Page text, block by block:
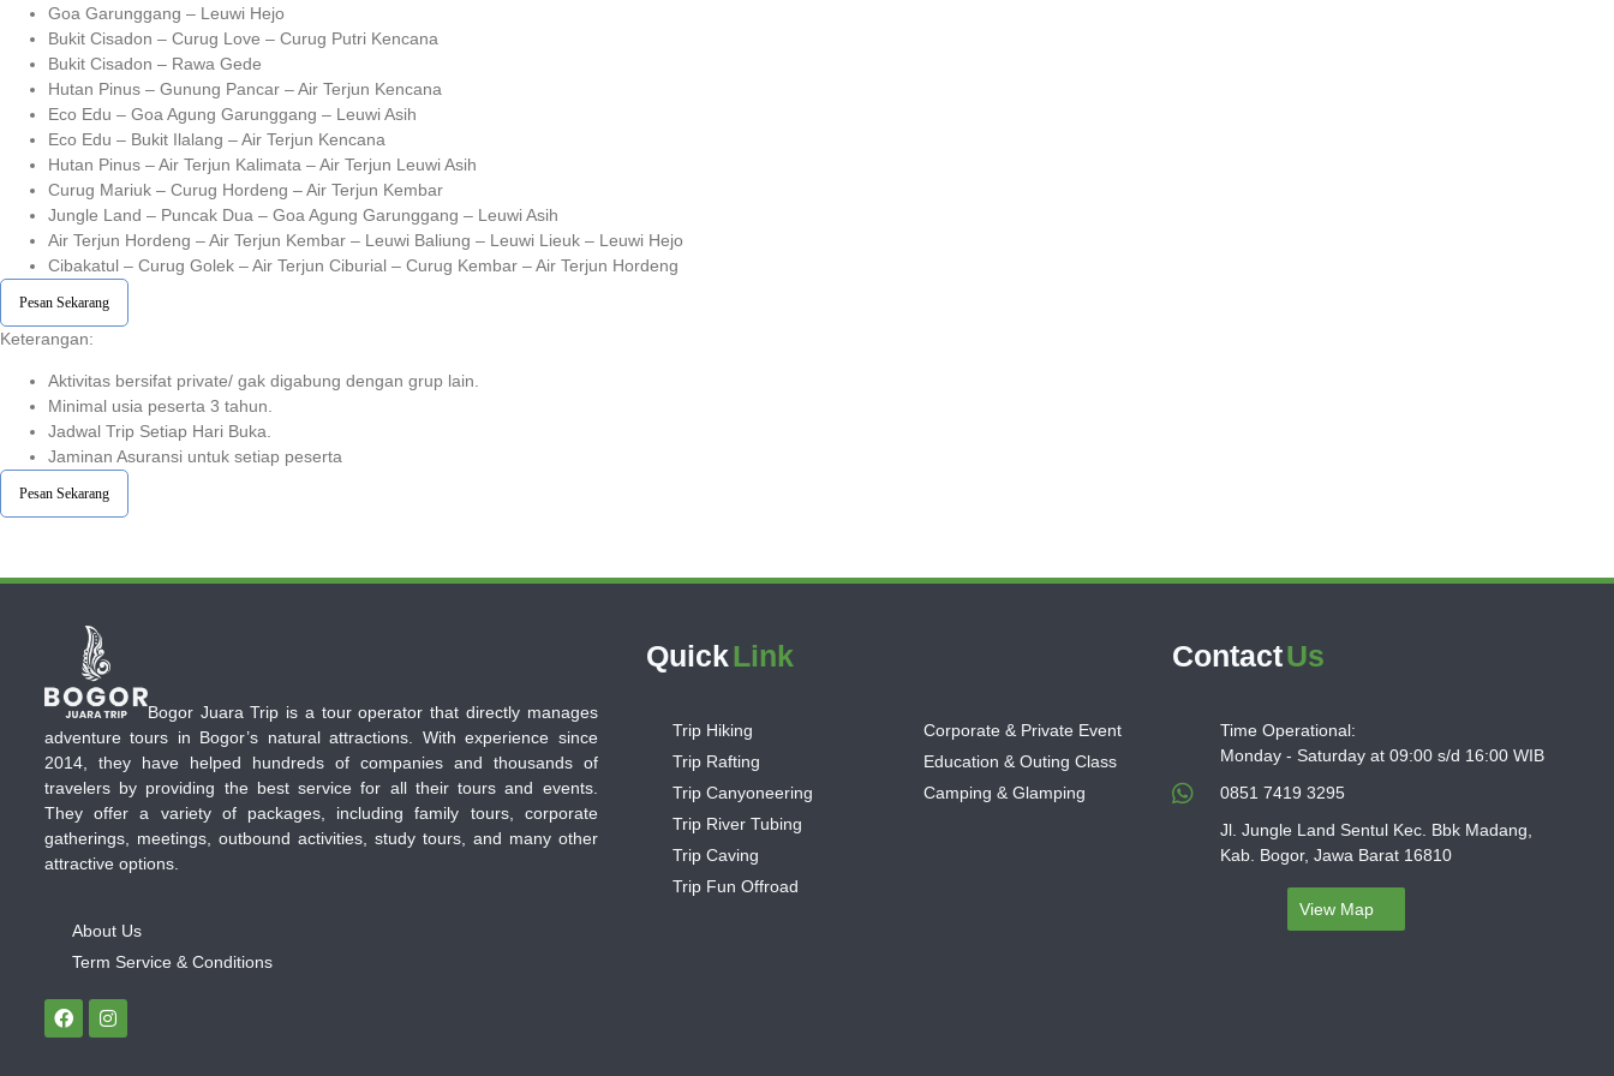
Goa Garunggang – Leuwi Hejo
Bukit Cisadon – Curug Love – Curug Putri Kencana
Bukit Cisadon – Rawa Gede
Hutan Pinus – Gunung Pancar – Air Terjun Kencana
Eco Edu – Goa Agung Garunggang – Leuwi Asih
Eco Edu – Bukit Ilalang – Air Terjun Kencana
Hutan Pinus – Air Terjun Kalimata – Air Terjun Leuwi Asih
Curug Mariuk – Curug Hordeng – Air Terjun Kembar
Jungle Land – Puncak Dua – Goa Agung Garunggang – Leuwi Asih
Air Terjun Hordeng – Air Terjun Kembar – Leuwi Baliung – Leuwi Lieuk – Leuwi Hejo
Cibakatul – Curug Golek – Air Terjun Ciburial – Curug Kembar – Air Terjun Hordeng
Pesan Sekarang
Keterangan:⁣⁣
Aktivitas bersifat private/ gak digabung dengan grup lain.
Minimal usia peserta 3 tahun.⁣⁣
Jadwal Trip Setiap Hari Buka.⁣⁣
Jaminan Asuransi untuk setiap peserta ⁣⁣
Pesan Sekarang
Bogor Juara Trip is a tour operator that directly manages
adventure tours in Bogor’s natural attractions. With experience since
2014, they have helped hundreds of companies and thousands of
travelers by providing the best service for all their tours and events.
They offer a variety of packages, including family tours, corporate
gatherings, meetings, outbound activities, study tours, and many other
attractive options.
About Us
Term Service & Conditions
QuickLink
Trip Hiking
Trip Rafting
Trip Canyoneering
Trip River Tubing
Trip Caving
Trip Fun Offroad
Corporate & Private Event
Education & Outing Class
Camping & Glamping
ContactUs
Time Operational:
Monday - Saturday at 09:00 s/d 16:00 WIB
0851 7419 3295
Jl. Jungle Land Sentul Kec. Bbk Madang,
Kab. Bogor, Jawa Barat 16810
View Map